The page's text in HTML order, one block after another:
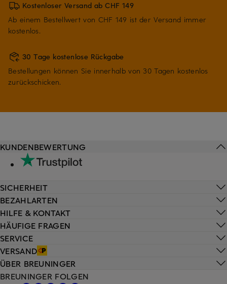
Kostenloser Versand ab CHF 149
Ab einem Bestellwert von CHF 149 ist der Versand immer
kostenlos.
30 Tage kostenlose Rückgabe
Bestellungen können Sie innerhalb von 30 Tagen kostenlos
zurückschicken.
HILFE & KONTAKT
HÄUFIGE FRAGEN
SERVICE
VERSAND
KUNDENBEWERTUNG
SICHERHEIT
BEZAHLARTEN
ÜBER BREUNINGER
BREUNINGER FOLGEN